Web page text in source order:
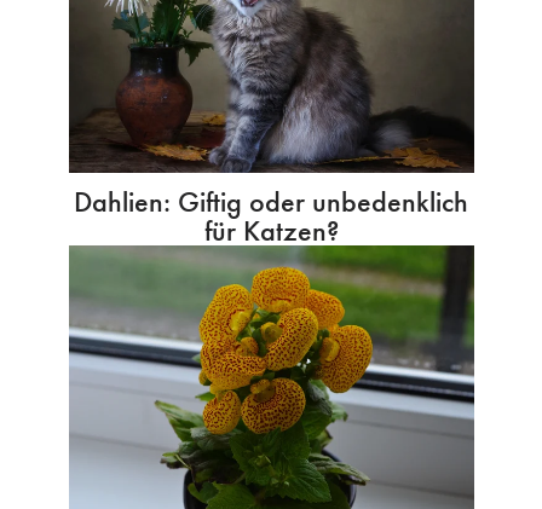
Dahlien: Giftig oder unbedenklich
für Katzen?